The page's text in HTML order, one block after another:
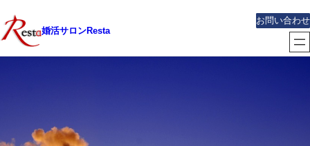
内
容
婚活サロンResta
お問い合わせ